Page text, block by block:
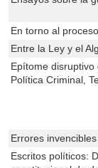
En torno al proceso
Entre la Ley y el
Epítome
Política Criminal,
Errores invencibles
Escritos políticos: